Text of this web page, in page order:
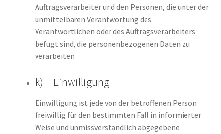
Auftragsverarbeiter und den Personen, die unter der
unmittelbaren Verantwortung des
Verantwortlichen oder des Auftragsverarbeiters
befugt sind, die personenbezogenen Daten zu
verarbeiten.
k) Einwilligung
Einwilligung ist jede von der betroffenen Person
freiwillig für den bestimmten Fall in informierter
Weise und unmissverständlich abgegebene